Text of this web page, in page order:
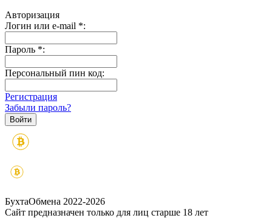
Авторизация
Логин или e-mail *:
Пароль *:
Персональный пин код:
Регистрация
Забыли пароль?
БухтаОбмена 2022-2026
Сайт предназначен только для лиц старше 18 лет